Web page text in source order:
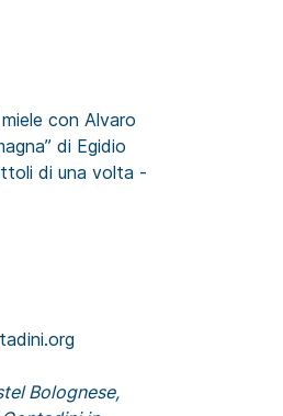
con Alvaro
di Egidio
di una volta -
Bolognese,